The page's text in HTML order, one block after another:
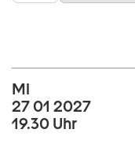
Mi
27 01 2027
19.30 Uhr